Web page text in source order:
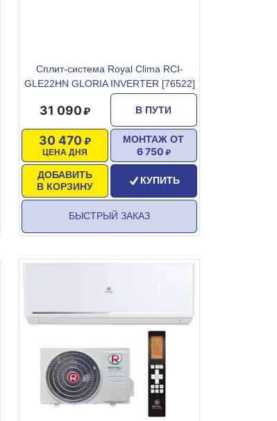
Сплит-система Royal Clima RCI-
GLE22HN GLORIA INVERTER [76522]
В ПУТИ
31 090
ЦЕНА ДНЯ
30 470
ДОБАВИТЬ
В КОРЗИНУ
МОНТАЖ ОТ
6 750
КУПИТЬ
БЫСТРЫЙ ЗАКАЗ